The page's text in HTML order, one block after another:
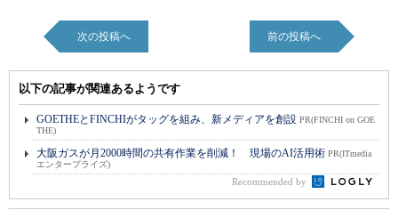
次の投稿へ 前の投稿へ
以下の記事が関連あるようです
GOETHEとFINCHIがタッグを組み、新メディアを創設 PR(FINCHI on GOE
THE)
大阪ガスが月2000時間の共有作業を削減！ 現場のAI活用術 PR(ITmedia
エンタープライズ)
Recommended by